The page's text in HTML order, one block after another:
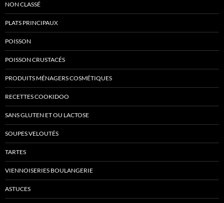
NON CLASSÉ
PLATS PRINCIPAUX
POISSON
POISSON CRUSTACÉS
PRODUITS MÉNAGERS COSMÉTIQUES
RECETTES COOKIDOO
SANS GLUTEN ET OU LACTOSE
SOUPES VELOUTÉS
TARTES
VIENNOISERIES BOULANGERIE
ASTUCES